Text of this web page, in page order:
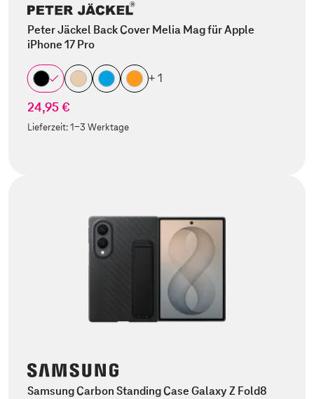
Peter Jäckel Back Cover Melia Mag für Apple
iPhone 17 Pro
+ 1
24,95 €
Lieferzeit:1-3 Werktage
Samsung Carbon Standing Case Galaxy Z Fold8